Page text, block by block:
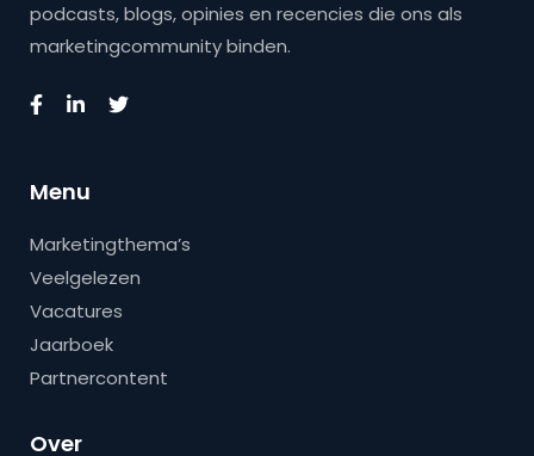
podcasts, blogs, opinies en recencies die ons als
marketingcommunity binden.
Menu
Marketingthema’s
Veelgelezen
Vacatures
Jaarboek
Partnercontent
Over